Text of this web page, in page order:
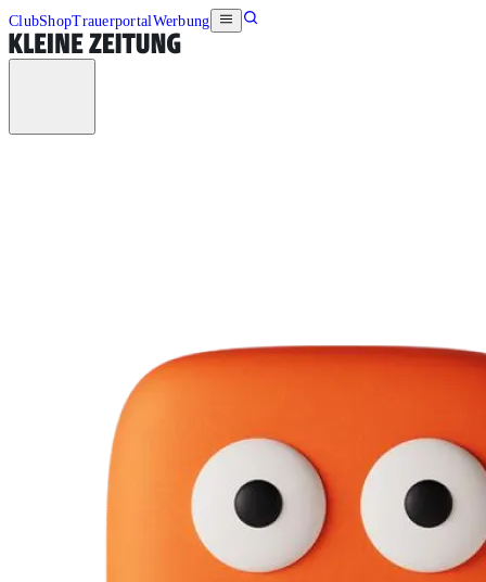
ClubShopTrauerportalWerbung